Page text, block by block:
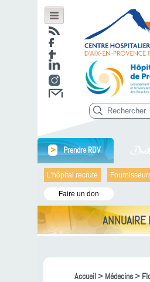
L’hôpital recrute
Faire un don
> Prendre RDV
ANNUAIRE
Accueil> Médecins>